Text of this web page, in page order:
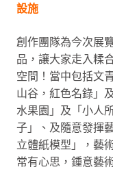
設施
創作團隊為今次展
品，讓大家走入糅
空間！當中包括文
山谷，紅色名錄」
水果園」及「小人
子」、及隨意發揮
立體紙模型」，藝
常有心思，鍾意藝